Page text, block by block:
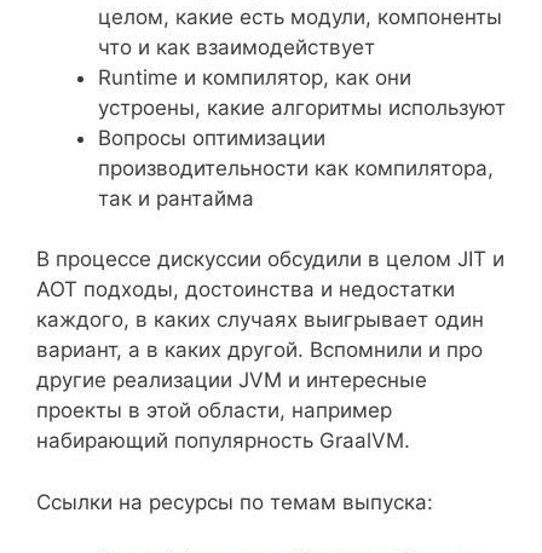
целом, какие есть модули, компоненты
что и как взаимодействует
Runtime и компилятор, как они
устроены, какие алгоритмы используют
Вопросы оптимизации
производительности как компилятора,
так и рантайма
В процессе дискуссии обсудили в целом JIT и
AOT подходы, достоинства и недостатки
каждого, в каких случаях выигрывает один
вариант, а в каких другой. Вспомнили и про
другие реализации JVM и интересные
проекты в этой области, например
набирающий популярность GraalVM.
Ссылки на ресурсы по темам выпуска: